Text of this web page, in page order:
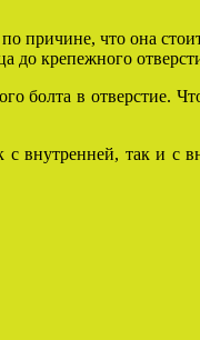
причине, что она
до крепежного
болта в отверстие.
с внутренней, так и